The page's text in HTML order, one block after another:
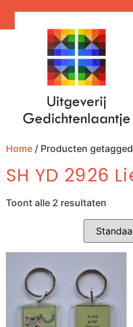
Home / Producten
SH YD 2926
Toont alle 2 resultaten